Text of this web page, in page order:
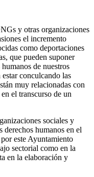
y otras organizaciones
el incremento
como deportaciones
que pueden suponer
de nuestros
conculcando las
muy relacionadas con
el transcurso de un
sociales y
humanos en el
este Ayuntamiento
sectorial como en la
en la elaboración y